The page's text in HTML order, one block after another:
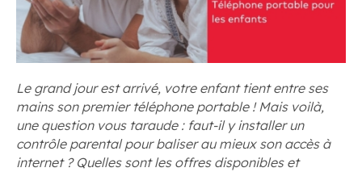
Le grand jour est arrivé, votre enfant tient entre ses
mains son premier téléphone portable ! Mais voilà,
une question vous taraude : faut-il y installer un
contrôle parental pour baliser au mieux son accès à
internet ? Quelles sont les offres disponibles et